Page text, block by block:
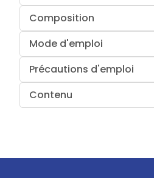
Composition
Mode d'emploi
Précautions d'emploi
Contenu